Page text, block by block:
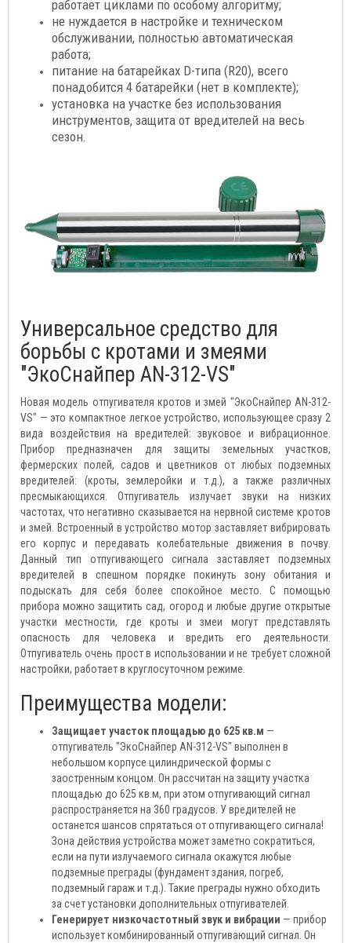
работает циклами по особому алгоритму;
не нуждается в настройке и техническом
обслуживании, полностью автоматическая
работа;
питание на батарейках D-типа (R20), всего
понадобится 4 батарейки (нет в комплекте);
установка на участке без использования
инструментов, защита от вредителей на весь
сезон.
Универсальное средство для
борьбы с кротами и змеями
"ЭкоСнайпер AN-312-VS"
Новая модель отпугивателя кротов и змей "ЭкоСнайпер AN-312-
VS" — это компактное легкое устройство, использующее сразу 2
вида воздействия на вредителей: звуковое и вибрационное.
Прибор предназначен для защиты земельных участков,
фермерских полей, садов и цветников от любых подземных
вредителей: (кроты, землеройки и т.д.), а также различных
пресмыкающихся. Отпугиватель излучает звуки на низких
частотах, что негативно сказывается на нервной системе кротов
и змей. Встроенный в устройство мотор заставляет вибрировать
его корпус и передавать колебательные движения в почву.
Данный тип отпугивающего сигнала заставляет подземных
вредителей в спешном порядке покинуть зону обитания и
подыскать для себя более спокойное место. С помощью
прибора можно защитить сад, огород и любые другие открытые
участки местности, где кроты и змеи могут представлять
опасность для человека и вредить его деятельности.
Отпугиватель очень прост в использовании и не требует сложной
настройки, работает в круглосуточном режиме.
Преимущества модели:
Защищает участок площадью до 625 кв.м —
отпугиватель "ЭкоСнайпер AN-312-VS" выполнен в
небольшом корпусе цилиндрической формы с
заостренным концом. Он рассчитан на защиту участка
площадью до 625 кв.м, при этом отпугивающий сигнал
распространяется на 360 градусов. У вредителей не
останется шансов спрятаться от отпугивающего сигнала!
Зона действия устройства может заметно сократиться,
если на пути излучаемого сигнала окажутся любые
подземные преграды (фундамент здания, погреб,
подземный гараж и т.д.). Такие преграды нужно обходить
за счет установки дополнительных отпугивателей.
Генерирует низкочастотный звук и вибрации — прибор
использует комбинированный отпугивающий сигнал. Он